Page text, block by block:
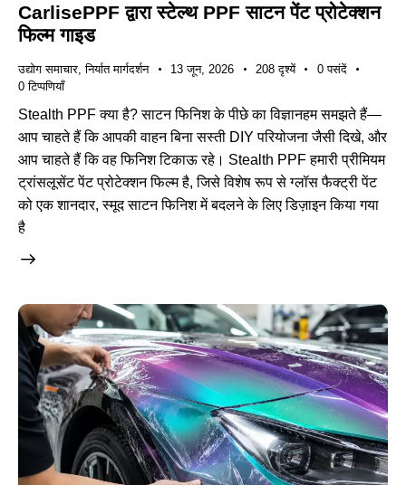
CarlisePPF द्वारा स्टेल्थ PPF साटन पेंट प्रोटेक्शन
फिल्म गाइड
उद्योग समाचार ,निर्यात मार्गदर्शन 13 जून, 2026 208 दृश्यें 0 पसंदें
0 टिप्पणियाँ
Stealth PPF क्या है? साटन फिनिश के पीछे का विज्ञानहम समझते हैं—
आप चाहते हैं कि आपकी वाहन बिना सस्ती DIY परियोजना जैसी दिखे, और
आप चाहते हैं कि वह फिनिश टिकाऊ रहे। Stealth PPF हमारी प्रीमियम
ट्रांसलूसेंट पेंट प्रोटेक्शन फिल्म है, जिसे विशेष रूप से ग्लॉस फैक्ट्री पेंट
को एक शानदार, स्मूद साटन फिनिश में बदलने के लिए डिज़ाइन किया गया
है